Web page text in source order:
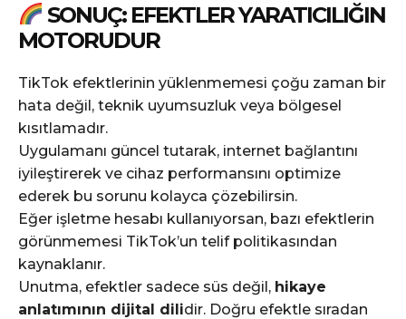
SONUÇ: EFEKTLER YARATICILIĞIN
MOTORUDUR
TikTok efektlerinin yüklenmemesi çoğu zaman bir
hata değil, teknik uyumsuzluk veya bölgesel
kısıtlamadır.
Uygulamanı güncel tutarak, internet bağlantını
iyileştirerek ve cihaz performansını optimize
ederek bu sorunu kolayca çözebilirsin.
Eğer işletme hesabı kullanıyorsan, bazı efektlerin
görünmemesi TikTok’un telif politikasından
kaynaklanır.
Unutma, efektler sadece süs değil, hikaye
anlatımının dijital dilidir. Doğru efektle sıradan